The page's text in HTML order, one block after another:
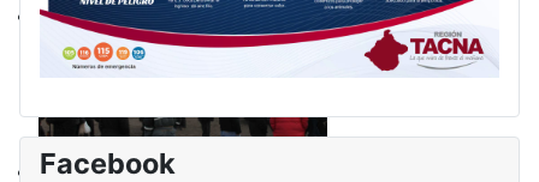
Facebook